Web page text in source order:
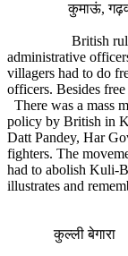
कुमाऊं, गढ़वाल
By:
British rule had
administrative
villagers had to do
officers. Besides
There was a mass
policy by British in
Datt Pandey, Har
fighters. The
had to abolish Kuli-
illustrates and
कुल्ली बेगारा